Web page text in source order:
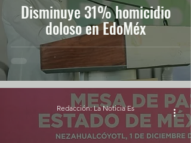
Disminuye 31% homicidio
doloso en EdoMéx
Redacción: La Noticia Es